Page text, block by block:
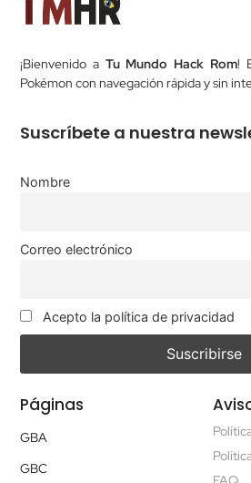
¡Bienvenido a Tu Mundo Hack Rom!
Pokémon con navegación rápida y sin
Suscríbete a nuestra
Nombre
Correo electrónico
Acepto la política de privacidad
Páginas
GBA
GBC